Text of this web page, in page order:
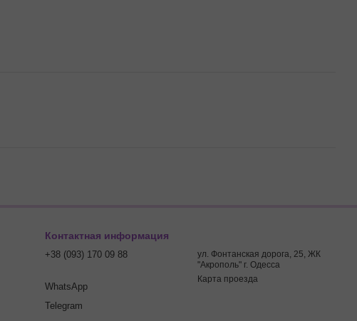
Контактная информация
+38 (093) 170 09 88
WhatsApp
Telegram
ул. Фонтанская дорога, 25, ЖК
"Акрополь" г. Одесса
Карта проезда